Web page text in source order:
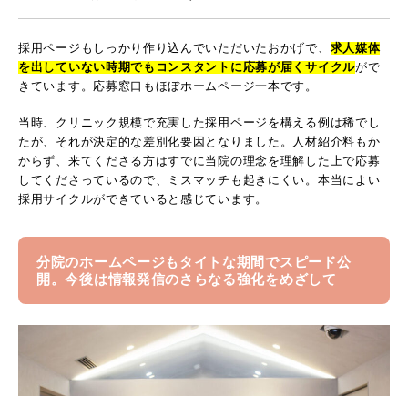
採用ページもしっかり作り込んでいただいたおかげで、 求人媒体
を出していない時期でもコンスタントに応募が届くサイクルがで
きています。応募窓口もほぼホームページ一本です。
当時、クリニック規模で充実した採用ページを構える例は稀でし
たが、それが決定的な差別化要因となりました。人材紹介料もか
からず、来てくださる方はすでに当院の理念を理解した上で応募
してくださっているので、ミスマッチも起きにくい。本当によい
採用サイクルができていると感じています。
分院のホームページもタイトな期間でスピード公
開。今後は情報発信のさらなる強化をめざして